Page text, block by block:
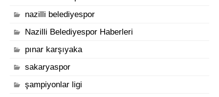
nazilli belediyespor
Nazilli Belediyespor Haberleri
pınar karşıyaka
sakaryaspor
şampiyonlar ligi